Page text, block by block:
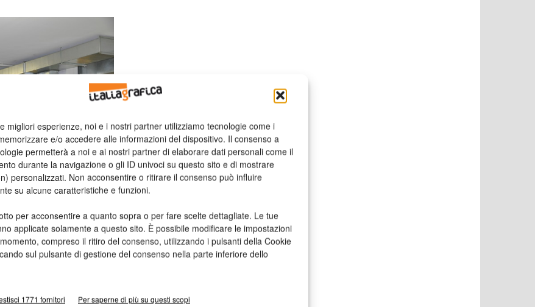
migliori esperienze, noi e i nostri partner utilizziamo tecnologie come i
e/o accedere alle informazioni del dispositivo. Il consenso a
permetterà a noi e ai nostri partner di elaborare dati personali come il
durante la navigazione o gli ID univoci su questo sito e di mostrare
personalizzati. Non acconsentire o ritirare il consenso può influire
su alcune caratteristiche e funzioni.
per acconsentire a quanto sopra o per fare scelte dettagliate. Le tue
applicate solamente a questo sito. È possibile modificare le impostazioni
compreso il ritiro del consenso, utilizzando i pulsanti della Cookie
sul pulsante di gestione del consenso nella parte inferiore dello
1771 fornitori Per saperne di più su questi scopi
Roberto Malagù (Heidelberg Italia).